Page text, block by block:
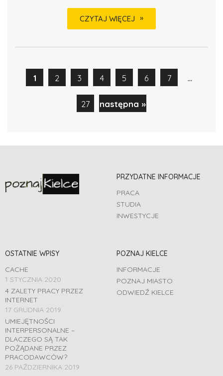
CZYTAJ WIĘCEJ
1 2 3 4 5 6 7 ...
27 następna »
PRZYDATNE INFORMACJE
PRACA
STUDIA
INWESTYCJE
OSTATNIE WPISY
CACHE
1 STYCZNIA 2020
4 ZALETY PRACY PRZEZ
INTERNET
17 GRUDNIA 2019
UMIEJĘTNOŚCI
INTERPERSONALNE –
DLACZEGO SĄ TAK
POŻĄDANE PRZEZ
PRACODAWCÓW?
26 PAŹDZIERNIKA 2019
POZNAJ KIELCE
INFORMACJE
POZNAJ MIASTO
ODWIEDŹ KIELCE